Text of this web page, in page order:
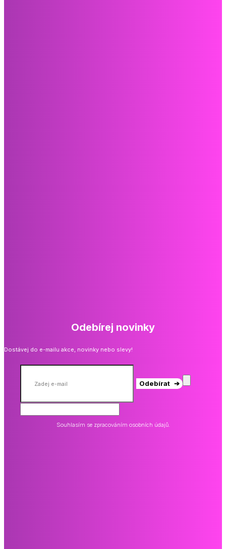
Odebírej novinky
Dostávej do e-mailu akce, novinky nebo slevy!
Odebírat ➔
Souhlasím se zpracováním osobních údajů.